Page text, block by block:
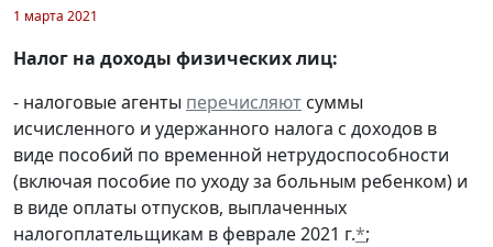
1 марта 2021
Налог на доходы физических лиц:
- налоговые агенты перечисляют суммы
исчисленного и удержанного налога с доходов в
виде пособий по временной нетрудоспособности
(включая пособие по уходу за больным ребенком) и
в виде оплаты отпусков, выплаченных
налогоплательщикам в феврале 2021 г.*;